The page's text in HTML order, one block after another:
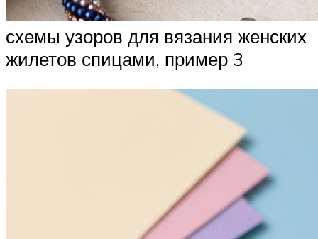
схемы узоров для вязания женских
жилетов спицами, пример 3